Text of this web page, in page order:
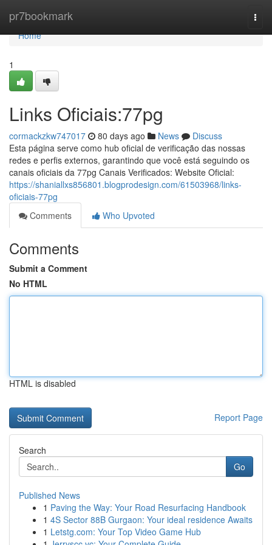
pr7bookmark
Home
Home
1
Links Oficiais:77pg
cormackzkw747017 80 days ago News
Discuss
Esta página serve como hub oficial de verificação das nossas
redes e perfis externos, garantindo que você está seguindo os
canais oficiais da 77pg Canais Verificados: Website Oficial:
https://shaniallxs856801.blogprodesign.com/61503968/links-
oficiais-77pg
Comments
Who Upvoted
Comments
Submit a Comment
No HTML
HTML is disabled
Report Page
Search
Go
Published News
1 Paving the Way: Your Road Resurfacing Handbook
1 4S Sector 88B Gurgaon: Your ideal residence Awaits
1 Letstg.com: Your Top Video Game Hub